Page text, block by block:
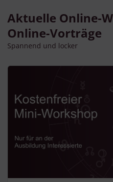
Aktuelle Online-
Online-Vorträge
Spannend und locker